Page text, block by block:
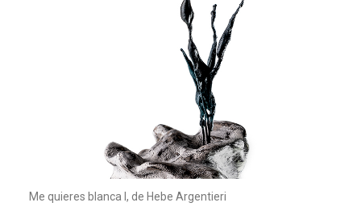
Me quieres blanca I, de Hebe Argentieri